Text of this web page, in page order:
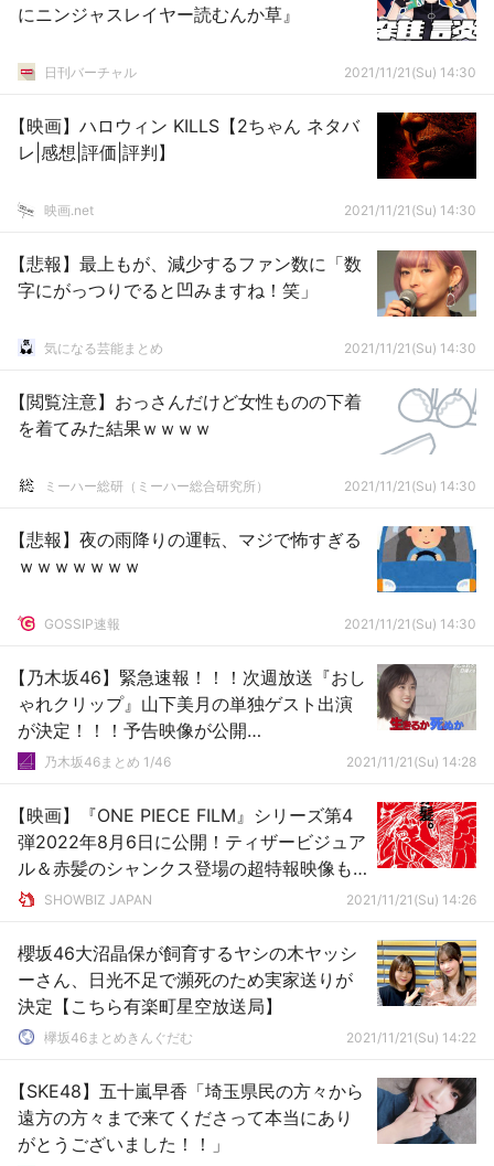
にニンジャスレイヤー読むんか草』
日刊バーチャル 2021/11/21(Su) 14:30
【映画】ハロウィン KILLS【2ちゃん ネタバ
レ|感想|評価|評判】
映画.net 2021/11/21(Su) 14:30
【悲報】最上もが、減少するファン数に「数
字にがっつりでると凹みますね！笑」
気になる芸能まとめ 2021/11/21(Su) 14:30
【閲覧注意】おっさんだけど女性ものの下着
を着てみた結果ｗｗｗｗ
ミーハー総研（ミーハー総合研究所） 2021/11/21(Su) 14:30
【悲報】夜の雨降りの運転、マジで怖すぎる
ｗｗｗｗｗｗｗ
GOSSIP速報 2021/11/21(Su) 14:30
【乃木坂46】緊急速報！！！次週放送『おし
ゃれクリップ』山下美月の単独ゲスト出演
が決定！！！予告映像が公開
に！！！！！！
乃木坂46まとめ 1/46 2021/11/21(Su) 14:28
【映画】『ONE PIECE FILM』シリーズ第4
弾2022年8月6日に公開！ティザービジュア
ル＆赤髪のシャンクス登場の超特報映像も
解禁SHOWBIZ JAPAN 2021/11/21(Su) 14:26
櫻坂46大沼晶保が飼育するヤシの木ヤッシ
ーさん、日光不足で瀕死のため実家送りが
決定【こちら有楽町星空放送局】
欅坂46まとめきんぐだむ 2021/11/21(Su) 14:22
【SKE48】五十嵐早香「埼玉県民の方々から
遠方の方々まで来てくださって本当にあり
がとうございました！！」